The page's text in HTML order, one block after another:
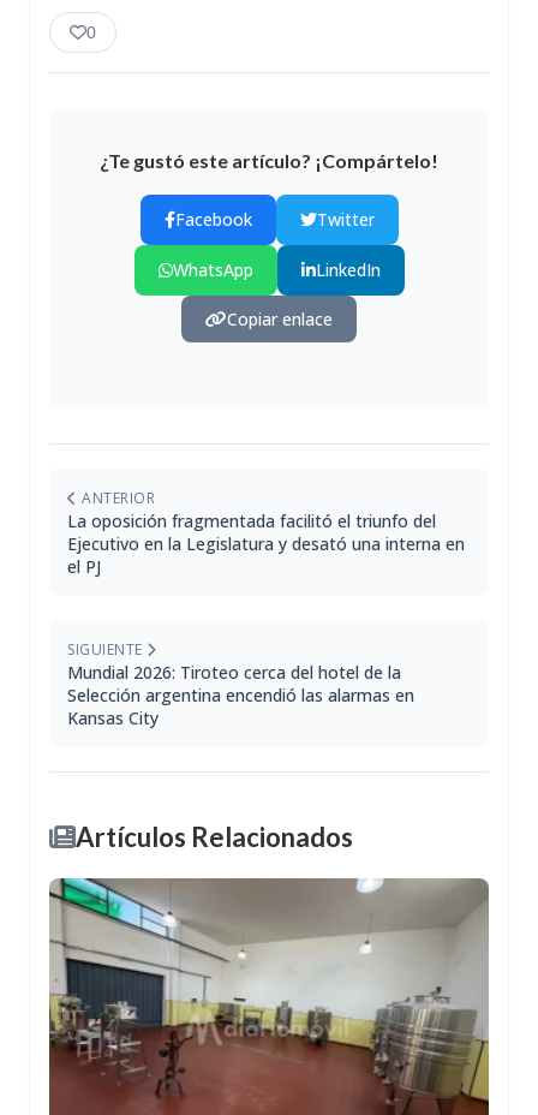
0
¿Te gustó este artículo? ¡Compártelo!
Facebook Twitter
WhatsApp LinkedIn
Copiar enlace
ANTERIOR
La oposición fragmentada facilitó el triunfo del
Ejecutivo en la Legislatura y desató una interna en
el PJ
SIGUIENTE
Mundial 2026: Tiroteo cerca del hotel de la
Selección argentina encendió las alarmas en
Kansas City
Artículos Relacionados